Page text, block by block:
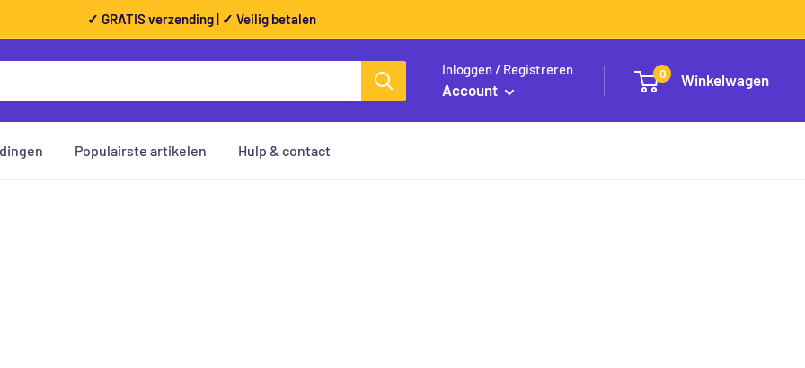
✓ GRATIS verzending | ✓ Veilig betalen
Inloggen / Registreren
Account
0 Winkelwagen
Populairste artikelen Hulp & contact